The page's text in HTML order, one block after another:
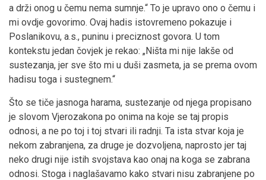
a drži onog u čemu nema sumnje.“ To je upravo ono o čemu i
mi ovdje govorimo. Ovaj hadis istovremeno pokazuje i
Poslanikovu, a.s., puninu i preciznost govora. U tom
kontekstu jedan čovjek je rekao: „Ništa mi nije lakše od
sustezanja, jer sve što mi u duši zasmeta, ja se prema ovom
hadisu toga i sustegnem.“
Što se tiče jasnoga harama, sustezanje od njega propisano
je slovom Vjerozakona po onima na koje se taj propis
odnosi, a ne po toj i toj stvari ili radnji. Ta ista stvar koja je
nekom zabranjena, za druge je dozvoljena, naprosto jer taj
neko drugi nije istih svojstava kao onaj na koga se zabrana
odnosi. Stoga i naglašavamo kako stvari nisu zabranjene po